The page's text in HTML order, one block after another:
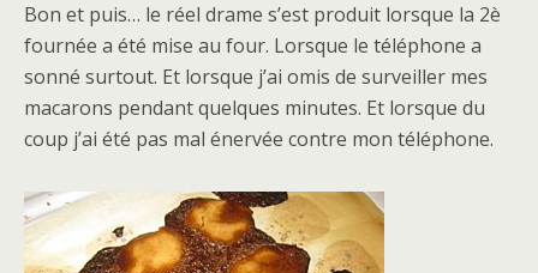
Bon et puis… le réel drame s’est produit lorsque la 2è
fournée a été mise au four. Lorsque le téléphone a
sonné surtout. Et lorsque j’ai omis de surveiller mes
macarons pendant quelques minutes. Et lorsque du
coup j’ai été pas mal énervée contre mon téléphone.